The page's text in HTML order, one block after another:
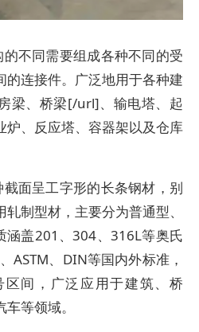
不同需要组成各种不同的受
的连接件。广泛地用于各种建
梁、桥梁[/url]、输电塔、起
炉、反应塔、容器架以及仓库
面呈工字形的长条钢材，别
制型材，主要分为普通型、
涵盖201、304、316L等奥氏
ASTM、DIN等国内外标准，
间，广泛应用于建筑、桥
等领域。